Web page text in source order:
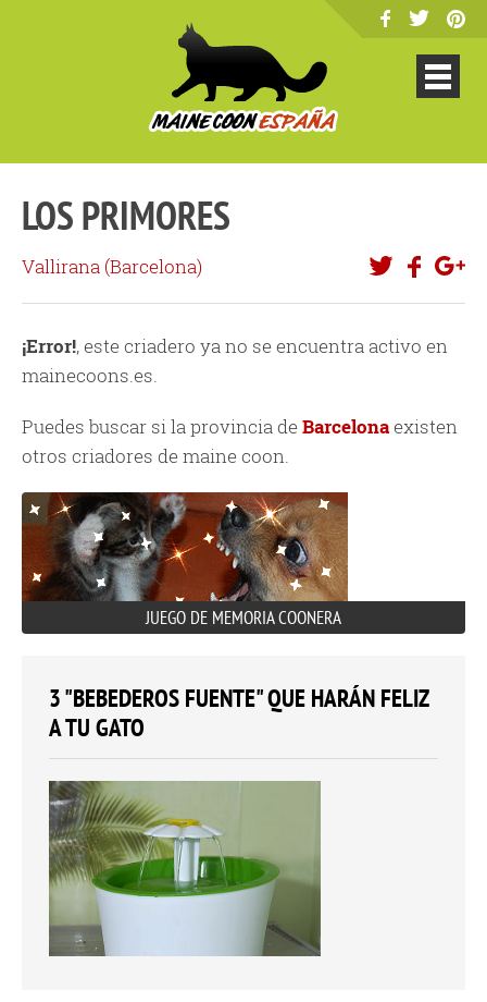
LOS PRIMORES
Vallirana (Barcelona)
¡Error!, este criadero ya no se encuentra activo en
mainecoons.es.
Puedes buscar si la provincia deBarcelonaexisten
otros criadores de maine coon.
JUEGO DE MEMORIA COONERA
3 "BEBEDEROS FUENTE" QUE HARÁN FELIZ
A TU GATO